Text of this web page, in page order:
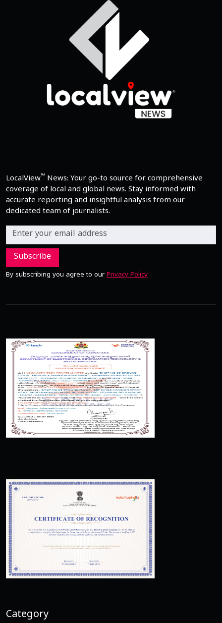
LocalView™ News: Your go-to source for comprehensive
coverage of local and global news. Stay informed with
accurate reporting and insightful analysis from our
dedicated team of journalists.
Subscribe
By subscribing you agree to our Privacy Policy
Category